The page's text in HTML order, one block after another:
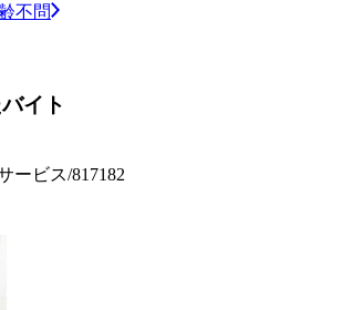
不問
イト
ービス/817182